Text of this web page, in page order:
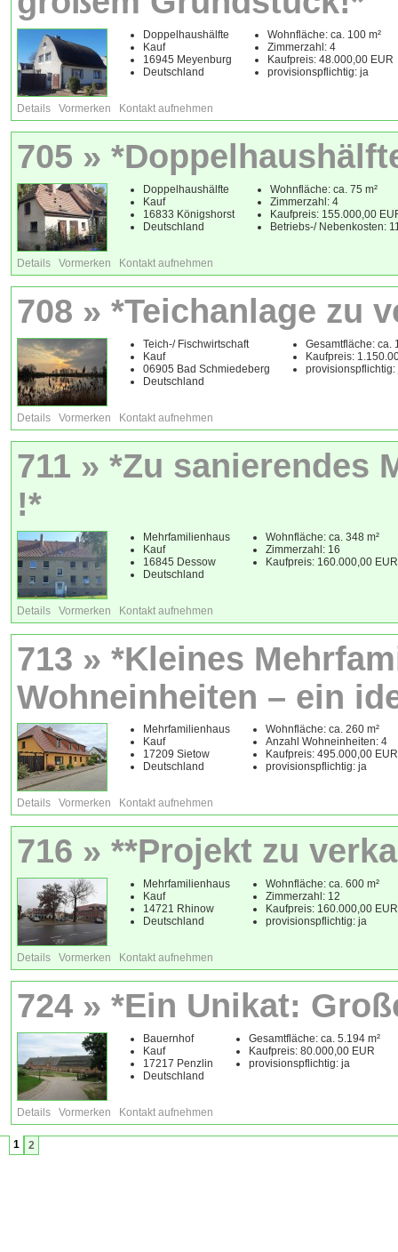
Doppelhaushälfte
Kauf
16945 Meyenburg
Deutschland
Wohnfläche: ca. 100 m²
Zimmerzahl: 4
Kaufpreis: 48.000,00 EUR
provisionspflichtig: ja
Details Vormerken Kontakt aufnehmen
705 »
Doppelhaushälfte
Kauf
16833 Königshorst
Deutschland
Wohnfläche: ca. 75 m²
Zimmerzahl: 4
Kaufpreis: 155.000,00
Betriebs-/ Nebenkosten:
Details Vormerken Kontakt aufnehmen
708 » *Teichanlage zu
Teich-/ Fischwirtschaft
Kauf
06905 Bad Schmiedeberg
Deutschland
Gesamtfläche: ca.
Kaufpreis:
provisionspflichtig:
Details Vormerken Kontakt aufnehmen
711 » *Zu sanierendes
!*
Mehrfamilienhaus
Kauf
16845 Dessow
Deutschland
Wohnfläche: ca. 348 m²
Zimmerzahl: 16
Kaufpreis: 160.000,00 EUR
Details Vormerken Kontakt aufnehmen
713 » *Kleines
Wohneinheiten – ein
Mehrfamilienhaus
Kauf
17209 Sietow
Deutschland
Wohnfläche: ca. 260 m²
Anzahl Wohneinheiten: 4
Kaufpreis: 495.000,00 EUR
provisionspflichtig: ja
Details Vormerken Kontakt aufnehmen
716 » **Projekt zu
Mehrfamilienhaus
Kauf
14721 Rhinow
Deutschland
Wohnfläche: ca. 600 m²
Zimmerzahl: 12
Kaufpreis: 160.000,00 EUR
provisionspflichtig: ja
Details Vormerken Kontakt aufnehmen
724 » *Ein Unikat:
Bauernhof
Kauf
17217 Penzlin
Deutschland
Gesamtfläche: ca. 5.194 m²
Kaufpreis: 80.000,00 EUR
provisionspflichtig: ja
Details Vormerken Kontakt aufnehmen
1 2